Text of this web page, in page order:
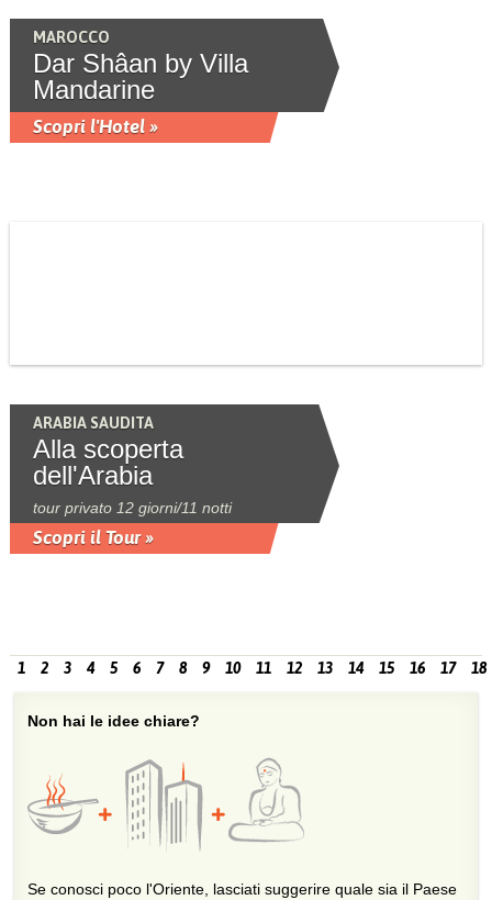
MAROCCO
Dar Shâan by Villa
Mandarine
Scopri l'Hotel »
ARABIA SAUDITA
Alla scoperta
dell'Arabia
tour privato 12 giorni/11 notti
Scopri il Tour »
1 2 3 4 5 6 7 8 9 10 11 12 13 14 15 16 17 18
Non hai le idee chiare?
Se conosci poco l'Oriente, lasciati suggerire quale sia il Paese